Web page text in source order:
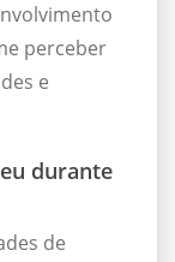
perceber
e
durante
de